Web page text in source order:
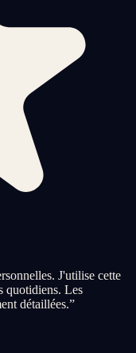
J'utilise cette
quotidiens. Les
détaillées.”